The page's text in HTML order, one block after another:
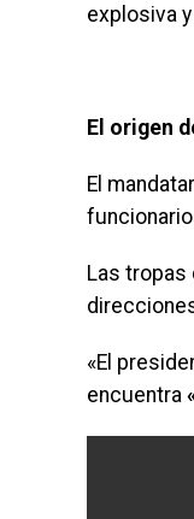
explosiva
El origen
El
Las tropas
«El
encuentra